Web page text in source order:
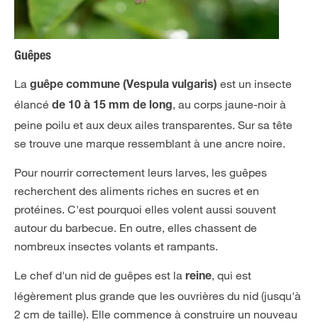
Guêpes
La guêpe commune (Vespula vulgaris) est un insecte
élancé de 10 à 15 mm de long, au corps jaune-noir à
peine poilu et aux deux ailes transparentes. Sur sa tête
se trouve une marque ressemblant à une ancre noire.
Pour nourrir correctement leurs larves, les guêpes
recherchent des aliments riches en sucres et en
protéines. C'est pourquoi elles volent aussi souvent
autour du barbecue. En outre, elles chassent de
nombreux insectes volants et rampants.
Le chef d'un nid de guêpes est la reine, qui est
légèrement plus grande que les ouvrières du nid (jusqu'à
2 cm de taille). Elle commence à construire un nouveau